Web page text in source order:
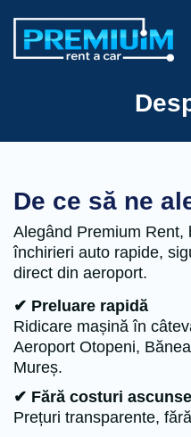
De ce să ne
Alegând Premium Rent,
închirieri auto rapide,
direct din aeroport.
✔ Preluare rapidă
Ridicare mașină în
Aeroport Otopeni,
Mureș.
✔ Fără costuri ascunse
Prețuri transparente,